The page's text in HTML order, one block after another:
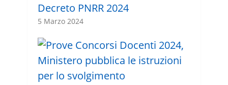
Decreto PNRR 2024
5 Marzo 2024